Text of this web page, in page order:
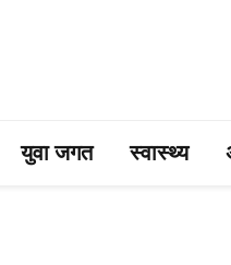
युवा जगत स्वास्थ्य